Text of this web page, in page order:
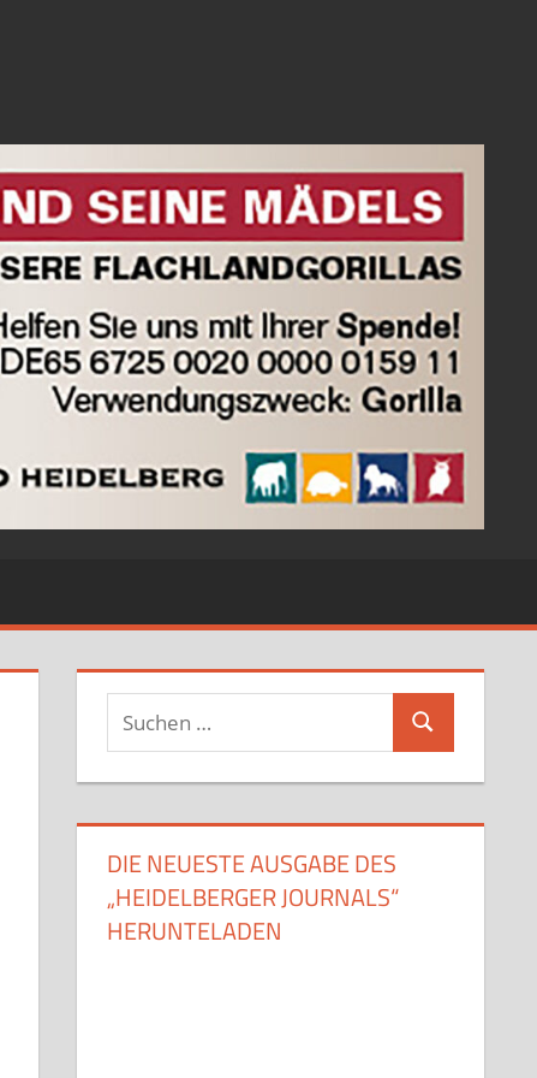
Suchen
Suchen
DIE NEUESTE AUSGABE DES
„HEIDELBERGER JOURNALS“
HERUNTELADEN